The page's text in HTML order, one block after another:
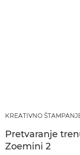
KREATIVNO
Pretvaranje
Zoemini 2